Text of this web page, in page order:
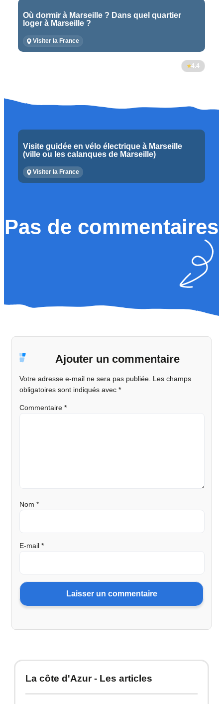
Où dormir à Marseille ? Dans quel quartier
loger à Marseille ?
Visiter la France
4.4
Visite guidée en vélo électrique à Marseille
(ville ou les calanques de Marseille)
Visiter la France
Pas de commentaires
Ajouter un commentaire
Votre adresse e-mail ne sera pas publiée. Les champs
obligatoires sont indiqués avec *
Commentaire *
Nom *
E-mail *
La côte d'Azur - Les articles